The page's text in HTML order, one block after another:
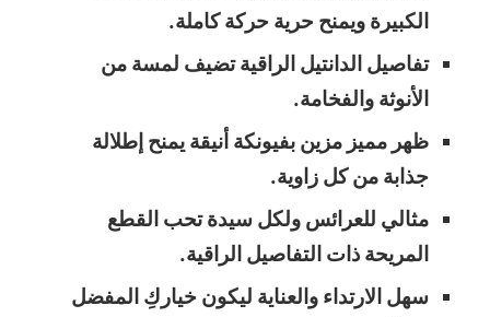
الكبيرة ويمنح حرية حركة كاملة.
تفاصيل الدانتيل الراقية تضيف لمسة من
الأنوثة والفخامة.
ظهر مميز مزين بفيونكة أنيقة يمنح إطلالة
جذابة من كل زاوية.
مثالي للعرائس ولكل سيدة تحب القطع
المريحة ذات التفاصيل الراقية.
سهل الارتداء والعناية ليكون خياركِ المفضل